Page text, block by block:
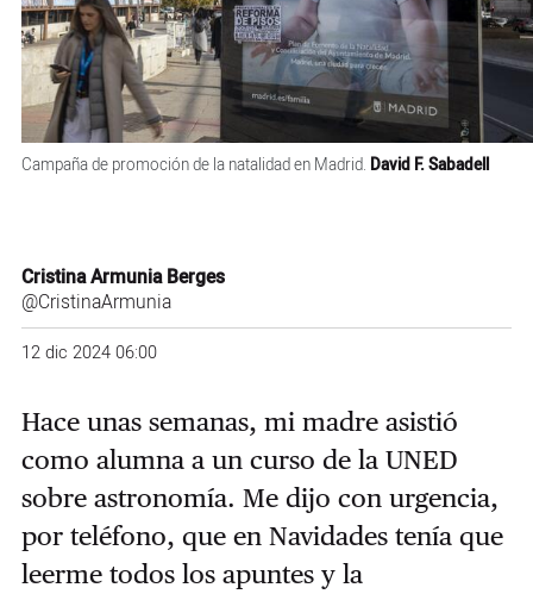
Campaña de promoción de la natalidad en Madrid. David F. Sabadell
Cristina Armunia Berges
@CristinaArmunia
12 dic 2024 06:00
Hace unas semanas, mi madre asistió
como alumna a un curso de la UNED
sobre astronomía. Me dijo con urgencia,
por teléfono, que en Navidades tenía que
leerme todos los apuntes y la